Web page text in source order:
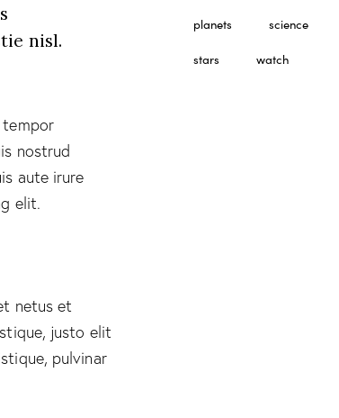
nisl.
nostrud
aute irure
elit.
netus et
justo elit
pulvinar
planets science
stars watch